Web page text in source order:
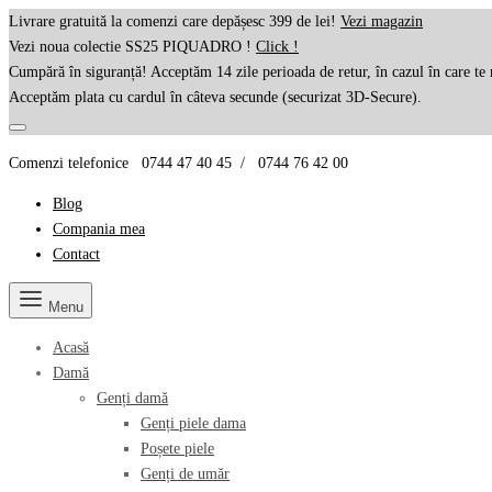
Livrare gratuită la comenzi care depășesc 399 de lei! Vezi magazin
Vezi noua colectie SS25 PIQUADRO ! Click !
Cumpără în siguranță! Acceptăm 14 zile perioada de retur, în cazul în care te
Acceptăm plata cu cardul în câteva secunde (securizat 3D-Secure).
Comenzi telefonice 0744 47 40 45 / 0744 76 42 00
Blog
Compania mea
Contact
Menu
Acasă
Damă
Genți damă
Genți piele dama
Poșete piele
Genți de umăr